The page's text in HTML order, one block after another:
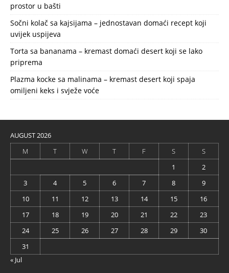
prostor u bašti
Sočni kolač sa kajsijama – jednostavan domaći recept koji
uvijek uspijeva
Torta sa bananama – kremast domaći desert koji se lako
priprema
Plazma kocke sa malinama – kremast desert koji spaja
omiljeni keks i svježe voće
AUGUST 2026
M
T W T F S
S
1
2
3
4 5 6 7 8
9
10
11 12 13 14 15
16
17
18 19 20 21 22
23
24
25 26 27 28 29
30
31
« Jul